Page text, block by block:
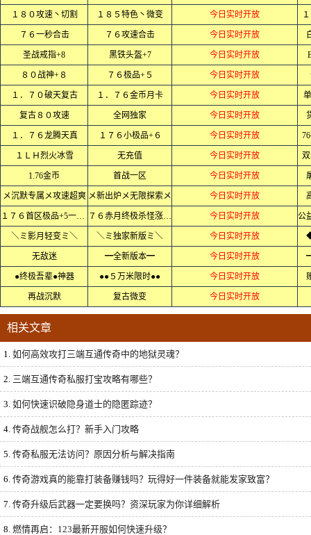
１８０攻速丶切割 １８５特色丶微变 今日实时开放
７６一秒合击 ７６攻速合击 今日实时开放
圣战戒指+8 黑铁头盔+7 今日实时开放
８０战神+８ ７６极品+５ 今日实时开放
１．７０破天复古 １．７６金币月卡 今日实时开放
复古８０攻速 全网独家 今日实时开放
１．７６龙腾天真 １７６小极品+６ 今日实时开放
１ＬＨ烈火冰雪 无充值 今日实时开放
1.76金币 首战一区 今日实时开放
メ沉默专属メ攻速超爽 メ新出炉メ无限探索メ 今日实时开放
１７６首区极品+5一切靠打 ７６赤月终极杀怪涨茺値 今日实时开放
＼ミ影月轻变ミ＼ ＼ミ独家新版ミ＼ 今日实时开放
无敌迷 ━全新版本━ 今日实时开放
●终极吾辈●神器 ●●５万米限时●● 今日实时开放
再战沉默 复古微变 今日实时开放
相关文章
1. 如何高效攻打三端互通传奇中的地狱灵魂？
2. 三端互通传奇私服打宝攻略有哪些？
3. 如何快速识破隐身道士的隐匿踪迹？
4. 传奇战舰怎么打？新手入门攻略
5. 传奇私服无法访问？原因分析与解决指南
6. 传奇游戏真的能靠打装备赚钱吗？玩得好一件装备就能发家致富？
7. 传奇升级后武器一定要换吗？资深玩家为你详细解析
8. 燃情再启：123最新开服如何快速升级？